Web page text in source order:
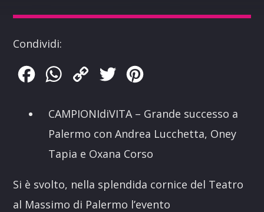
Condividi:
FacebookWhatsApp
Copy
Twitter
CAMPIONIdiVITA – Grande successo a
Palermo con Andrea Lucchetta, Oney
Tapia e Oxana Corso
Si è svolto, nella splendida cornice del Teatro
al Massimo di Palermo l’evento